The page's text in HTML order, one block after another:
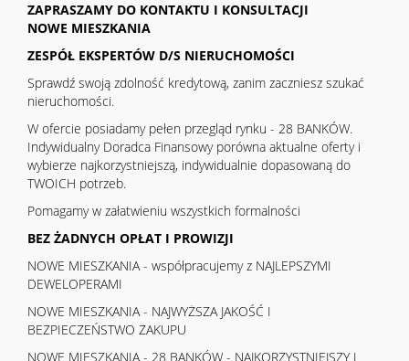
ZAPRASZAMY DO KONTAKTU I KONSULTACJI
NOWE MIESZKANIA
ZESPÓŁ EKSPERTÓW D/S NIERUCHOMOŚCI
Sprawdź swoją zdolność kredytową, zanim zaczniesz szukać
nieruchomości.
W ofercie posiadamy pełen przegląd rynku - 28 BANKÓW.
Indywidualny Doradca Finansowy porówna aktualne oferty i
wybierze najkorzystniejszą, indywidualnie dopasowaną do
TWOICH potrzeb.
Pomagamy w załatwieniu wszystkich formalności
BEZ ŻADNYCH OPŁAT I PROWIZJI
NOWE MIESZKANIA - współpracujemy z NAJLEPSZYMI
DEWELOPERAMI
NOWE MIESZKANIA - NAJWYŻSZA JAKOŚĆ I
BEZPIECZEŃSTWO ZAKUPU
NOWE MIESZKANIA - 28 BANKÓW - NAJKORZYSTNIEJSZY I